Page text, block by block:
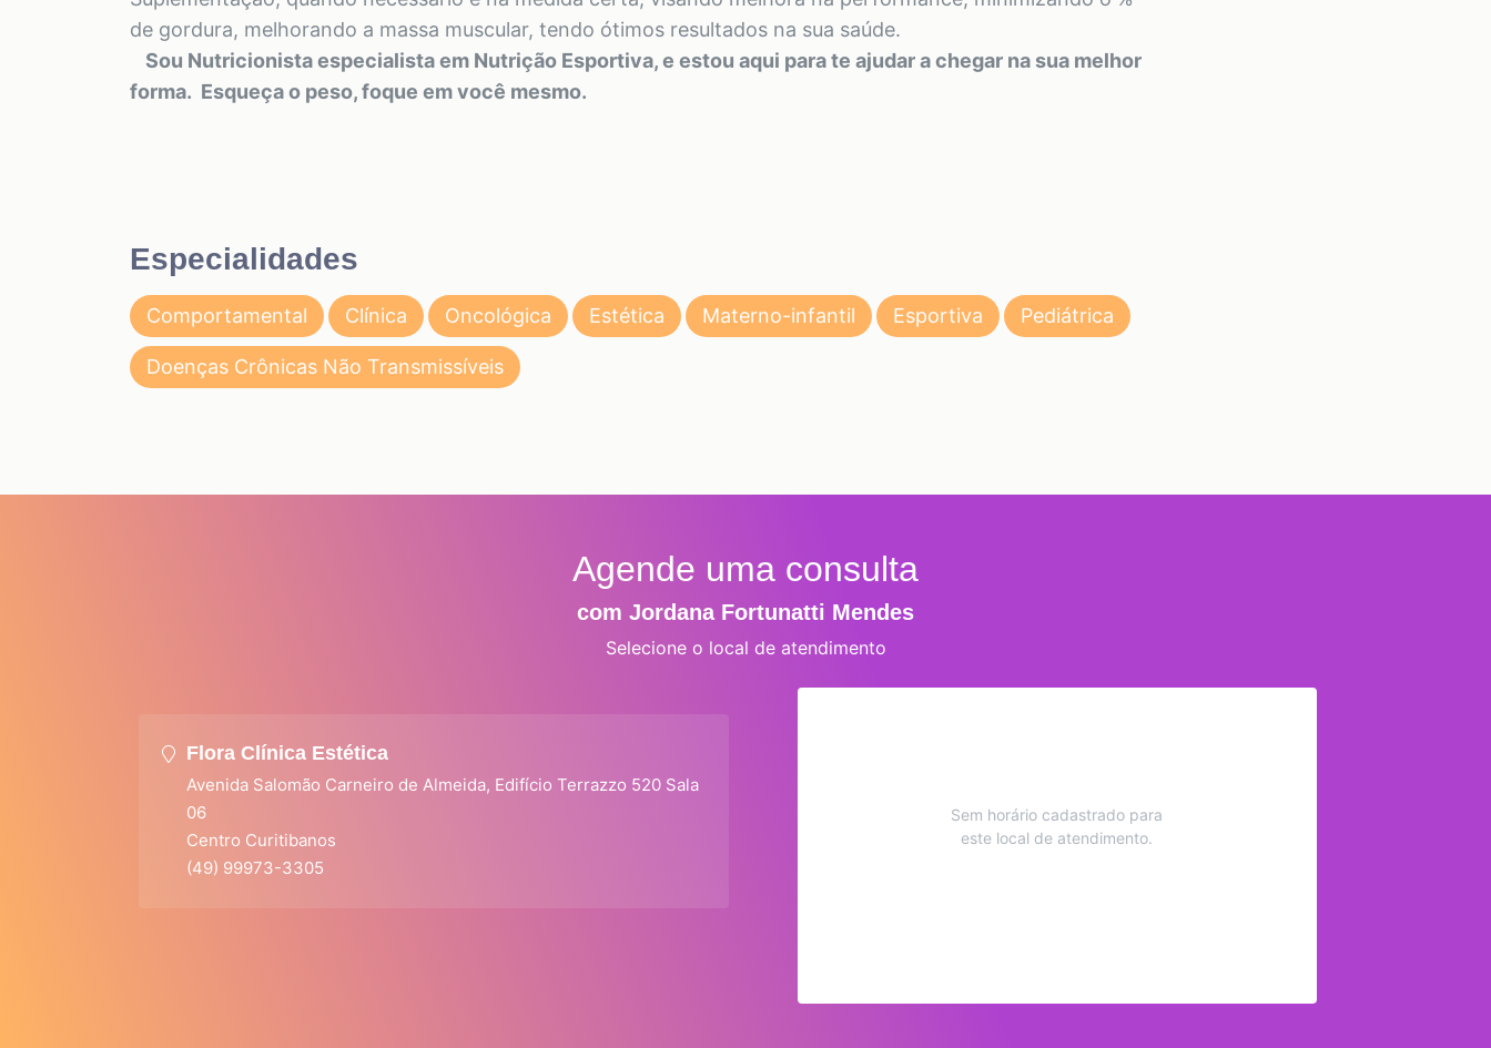
de gordura, melhorando a massa muscular, tendo ótimos resultados na sua saúde.
Sou Nutricionista especialista em Nutrição Esportiva, e estou aqui para te ajudar a chegar na sua melhor
forma. Esqueça o peso, foque em você mesmo.
Especialidades
Comportamental Clínica Oncológica Estética Materno-infantil Esportiva Pediátrica
Doenças Crônicas Não Transmissíveis
Agende uma consulta
com Jordana Fortunatti Mendes
Selecione o local de atendimento
Flora Clínica Estética
Avenida Salomão Carneiro de Almeida, Edifício Terrazzo 520 Sala
06
Centro Curitibanos
(49) 99973-3305
Sem horário cadastrado para
este local de atendimento.